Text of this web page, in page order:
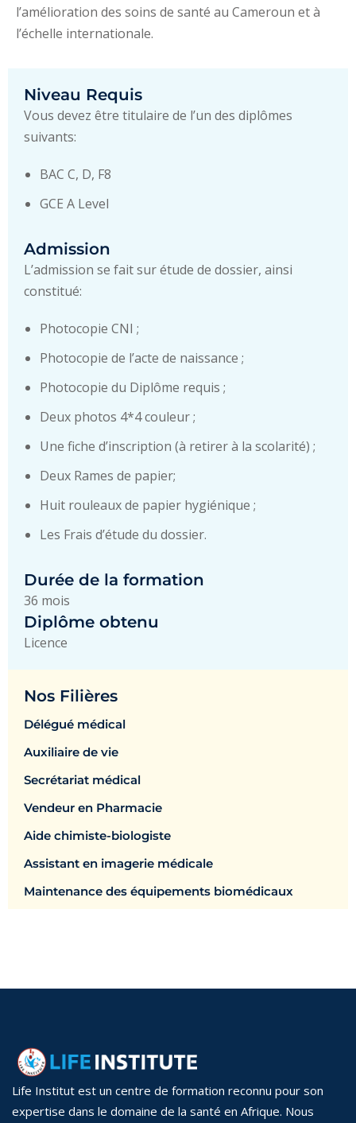
l’amélioration des soins de santé au Cameroun et à
l’échelle internationale.
Niveau Requis
Vous devez être titulaire de l’un des diplômes
suivants:
BAC C, D, F8
GCE A Level
Admission
L’admission se fait sur étude de dossier, ainsi
constitué:
Photocopie CNI ;
Photocopie de l’acte de naissance ;
Photocopie du Diplôme requis ;
Deux photos 4*4 couleur ;
Une fiche d’inscription (à retirer à la scolarité) ;
Deux Rames de papier;
Huit rouleaux de papier hygiénique ;
Les Frais d’étude du dossier.
Durée de la formation
36 mois
Diplôme obtenu
Licence
Nos Filières
Délégué médical
Auxiliaire de vie
Secrétariat médical
Vendeur en Pharmacie
Aide chimiste-biologiste
Assistant en imagerie médicale
Maintenance des équipements biomédicaux
Life Institut est un centre de formation reconnu pour son
expertise dans le domaine de la santé en Afrique. Nous